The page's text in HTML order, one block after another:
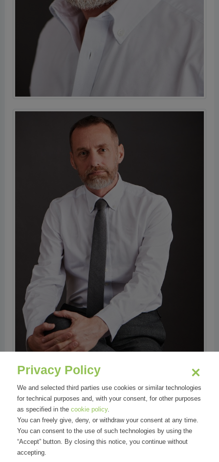
Privacy Policy
We and selected third parties use cookies or similar technologies
for technical purposes and, with your consent, for other purposes
as specified in the cookie policy.
You can freely give, deny, or withdraw your consent at any time.
You can consent to the use of such technologies by using the
“Accept” button. By closing this notice, you continue without
accepting.